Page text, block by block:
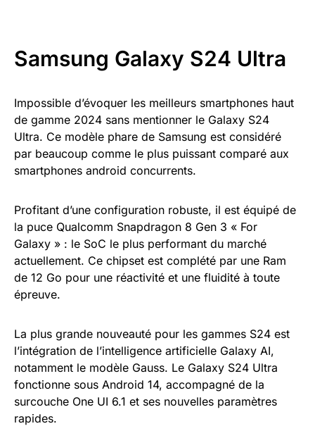
Samsung Galaxy S24 Ultra
Impossible d’évoquer les meilleurs smartphones haut
de gamme 2024 sans mentionner le Galaxy S24
Ultra. Ce modèle phare de Samsung est considéré
par beaucoup comme le plus puissant comparé aux
smartphones android concurrents.
Profitant d’une configuration robuste, il est équipé de
la puce Qualcomm Snapdragon 8 Gen 3 « For
Galaxy » : le SoC le plus performant du marché
actuellement. Ce chipset est complété par une Ram
de 12 Go pour une réactivité et une fluidité à toute
épreuve.
La plus grande nouveauté pour les gammes S24 est
l’intégration de l’intelligence artificielle Galaxy AI,
notamment le modèle Gauss. Le Galaxy S24 Ultra
fonctionne sous Android 14, accompagné de la
surcouche One UI 6.1 et ses nouvelles paramètres
rapides.